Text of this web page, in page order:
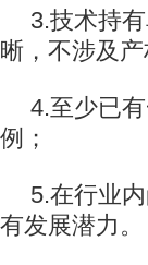
3.技术持
晰，不涉及产
4.至少已
例；
5.在行业
有发展潜力。